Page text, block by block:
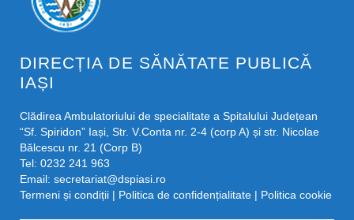
DIRECȚIA DE SĂNĂTATE PUBLICĂ
IAȘI
Clădirea Ambulatoriului de specialitate a Spitalului Județean
“Sf. Spiridon” Iași, Str. V.Conta nr. 2-4 (corp A) și str. Nicolae
Bălcescu nr. 21 (Corp B)
Tel: 0232 241 963
Email: secretariat@dspiasi.ro
Termeni și condiții | Politica de confidențialitate | Politica cookie